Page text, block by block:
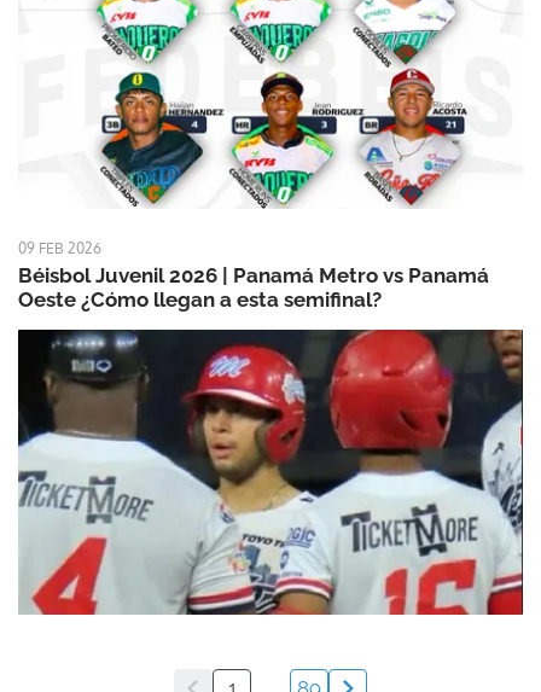
09 FEB 2026
Béisbol Juvenil 2026 | Panamá Metro vs Panamá
Oeste ¿Cómo llegan a esta semifinal?